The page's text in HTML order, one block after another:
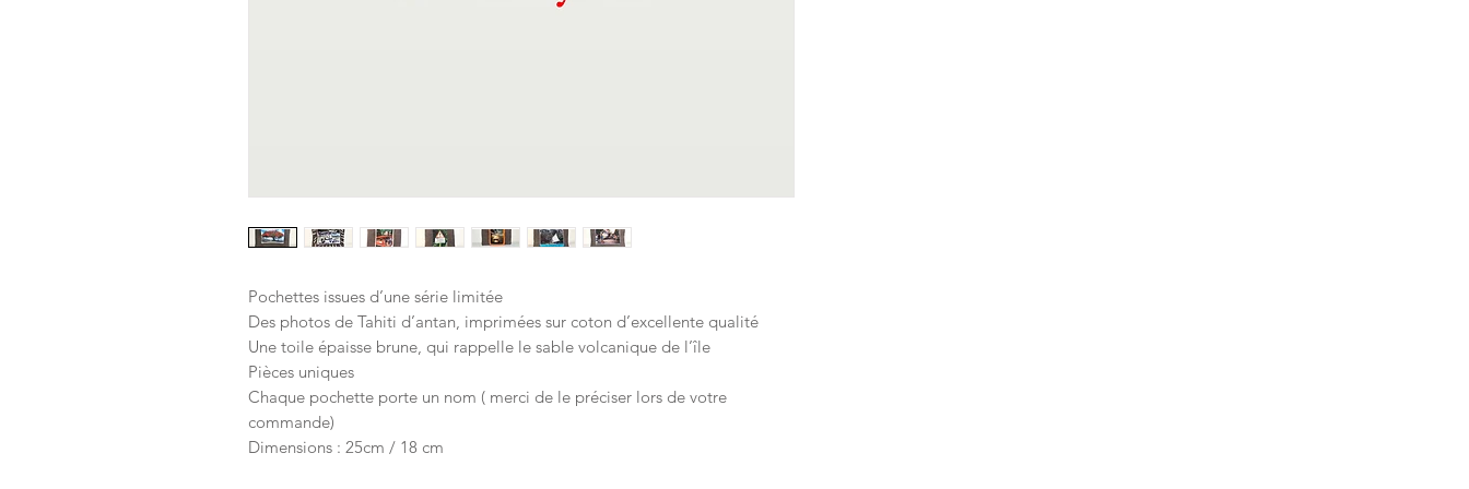
Pochettes issues d’une série limitée
Des photos de Tahiti d’antan, imprimées sur coton d’excellente qualité
Une toile épaisse brune, qui rappelle le sable volcanique de l’île
Pièces uniques
Chaque pochette porte un nom ( merci de le préciser lors de votre
commande)
Dimensions : 25cm / 18 cm